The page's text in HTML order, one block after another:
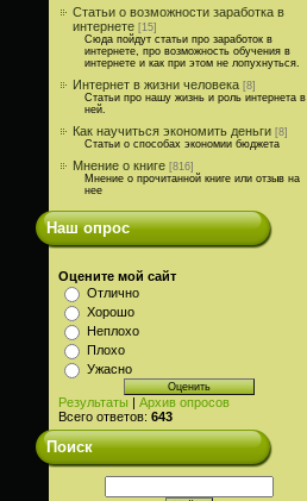
Статьи о возможности заработка в
интернете [15]
Сюда пойдут статьи про заработок в
интернете, про возможность обучения в
интернете и как при этом не лопухнуться.
Интернет в жизни человека [8]
Статьи про нашу жизнь и роль интернета в
ней.
Как научиться экономить деньги [8]
Статьи о способах экономии бюджета
Мнение о книге [816]
Мнение о прочитанной книге или отзыв на
нее
Наш опрос
Оцените мой сайт
Отлично
Хорошо
Неплохо
Плохо
Ужасно
Результаты | Архив опросов
Всего ответов: 643
Поиск